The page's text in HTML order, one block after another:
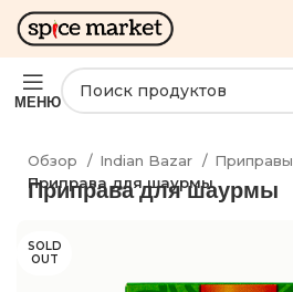
МЕНЮ
Обзор Indian Bazar
Приправы
Приправа для шаурмы
Приправа для шаурмы
SOLD
OUT